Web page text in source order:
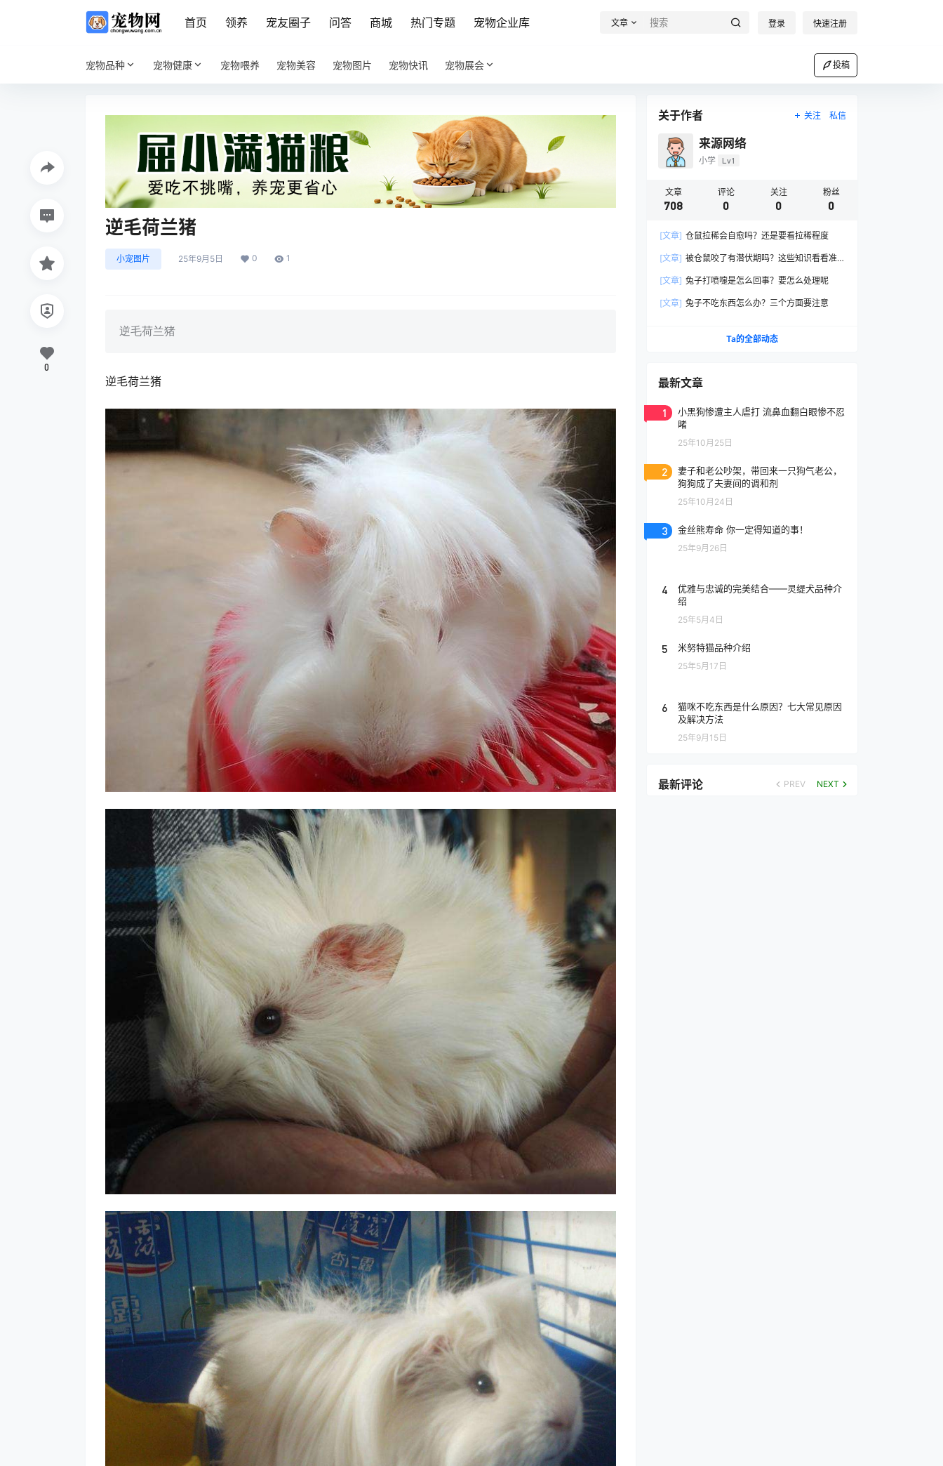
首页 领养 宠友圈子 问答 商城 热门专题 宠物企业库 文章 登录 快速注册
宠物品种 宠物健康 宠物喂养 宠物美容 宠物图片 宠物快讯 宠物展会 投稿
逆毛荷兰猪
小宠图片 25年9月5日 0 1
逆毛荷兰猪
逆毛荷兰猪
0
关于作者 关注 私信
来源网络
小学 Lv1
文章
708
评论
0
关注
0
粉丝
0
[文章] 仓鼠拉稀会自愈吗？还是要看拉稀程度
[文章] 被仓鼠咬了有潜伏期吗？这些知识看看准
[文章] 兔子打喷嚏是怎么回事？要怎么处理呢
[文章] 兔子不吃东西怎么办？三个方面要注意
Ta的全部动态
最新文章
1
小黑狗惨遭主人虐打 流鼻血翻白眼惨不忍
睹
25年10月25日
2
妻子和老公吵架，带回来一只狗气老公，
狗狗成了夫妻间的调和剂
25年10月24日
3 金丝熊寿命 你一定得知道的事！
25年9月26日
4
优雅与忠诚的完美结合——灵缇犬品种介
绍
25年5月4日
5 米努特猫品种介绍
25年5月17日
6
猫咪不吃东西是什么原因？七大常见原因
及解决方法
25年9月15日
最新评论 PREV NEXT